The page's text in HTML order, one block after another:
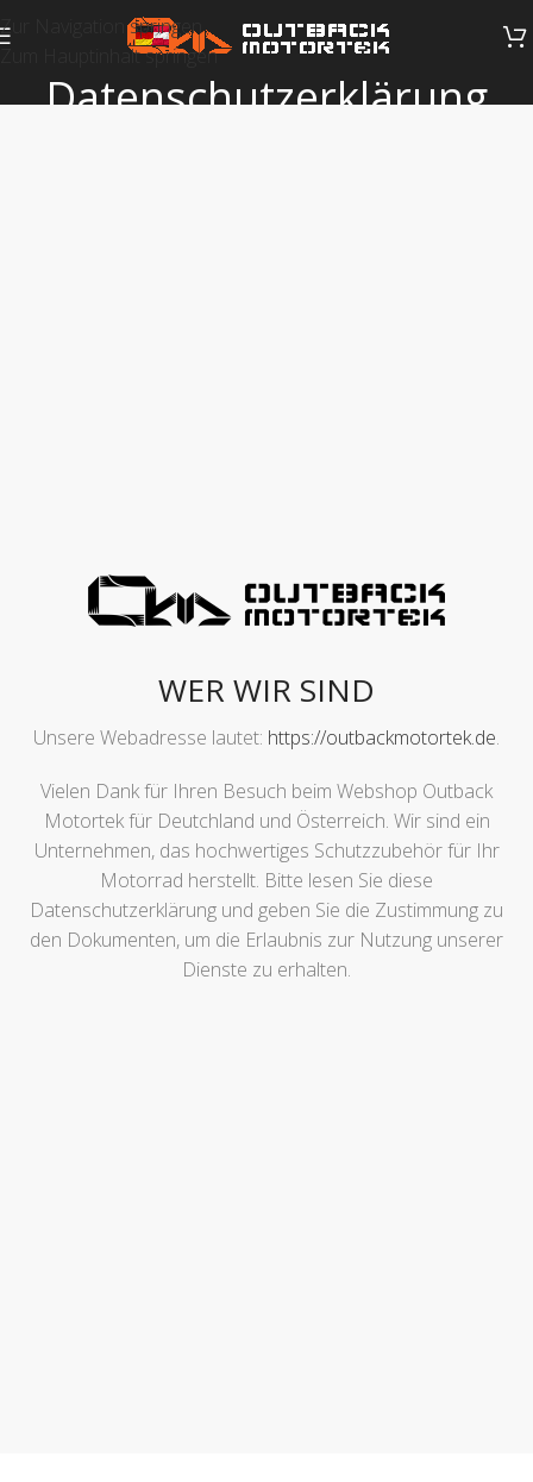
Zur Navigation springen
Zum Hauptinhalt springen
Datenschutzerklärung
WER WIR SIND
Unsere Webadresse lautet: https://outbackmotortek.de.
Vielen Dank für Ihren Besuch beim Webshop Outback
Motortek für Deutchland und Österreich. Wir sind ein
Unternehmen, das hochwertiges Schutzzubehör für Ihr
Motorrad herstellt. Bitte lesen Sie diese
Datenschutzerklärung und geben Sie die Zustimmung zu
den Dokumenten, um die Erlaubnis zur Nutzung unserer
Dienste zu erhalten.